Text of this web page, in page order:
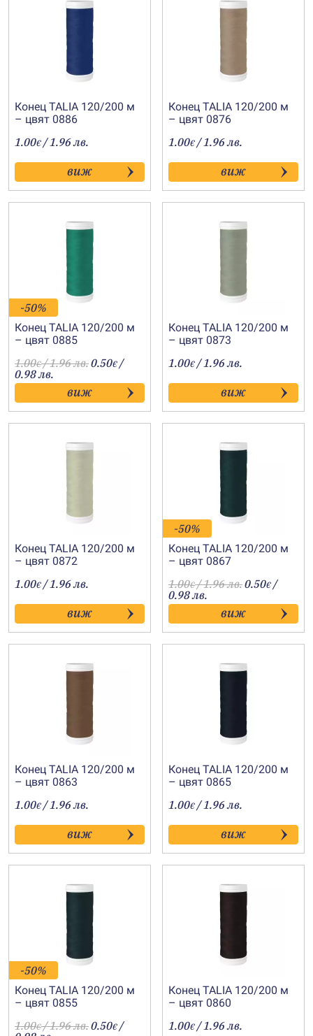
Конец TALIA 120/200 м
– цвят 0886
1.00€ / 1.96 лв.
виж
Конец TALIA 120/200 м
– цвят 0876
1.00€ / 1.96 лв.
виж
-50%
Конец TALIA 120/200 м
– цвят 0885
1.00€/ 1.96 лв.0.50€ /
0.98 лв.
виж
Конец TALIA 120/200 м
– цвят 0873
1.00€ / 1.96 лв.
виж
Конец TALIA 120/200 м
– цвят 0872
1.00€ / 1.96 лв.
виж
-50%
Конец TALIA 120/200 м
– цвят 0867
1.00€/ 1.96 лв.0.50€ /
0.98 лв.
виж
Конец TALIA 120/200 м
– цвят 0863
1.00€ / 1.96 лв.
виж
Конец TALIA 120/200 м
– цвят 0865
1.00€ / 1.96 лв.
виж
-50%
Конец TALIA 120/200 м
– цвят 0855
1.00€/ 1.96 лв.0.50€ /
Конец TALIA 120/200 м
– цвят 0860
1.00€ / 1.96 лв.